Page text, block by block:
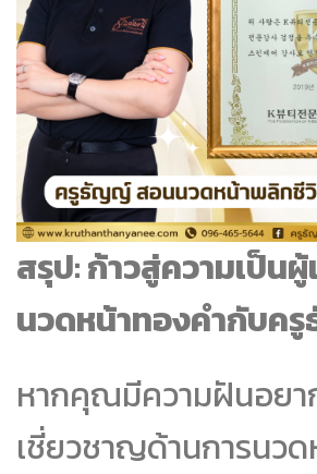
สรุป: ก้าวสู่ความเป็น
นวดหน้าทองคำกับค
หากคุณมีความฝันอยา
เชี่ยวชาญด้านการนว